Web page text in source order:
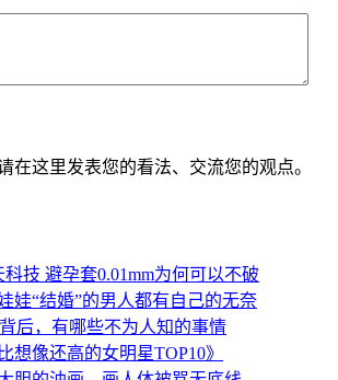
这里发表您的看法、交流您的观点。
娃“结婚”的男人都有自己的无奈
后，有哪些不为人知的事情
想像还高的女明星TOP10》